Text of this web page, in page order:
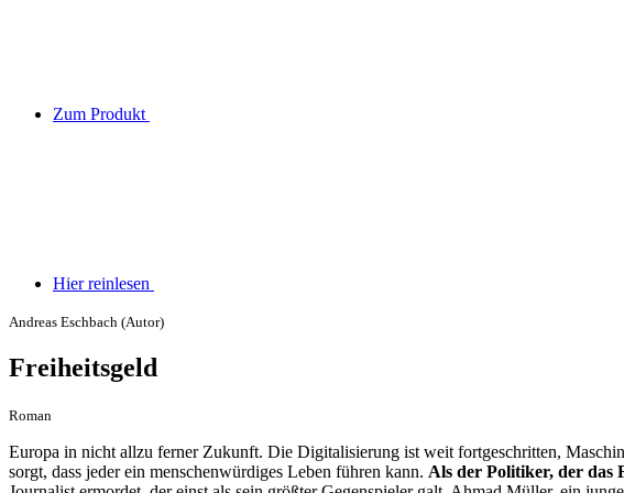
Zum Produkt
Hier reinlesen
Andreas Eschbach (Autor)
Freiheitsgeld
Roman
Europa in nicht allzu ferner Zukunft. Die Digitalisierung ist weit fortgeschritten,
sorgt, dass jeder ein menschenwürdiges Leben führen kann. Als der Politiker, der das